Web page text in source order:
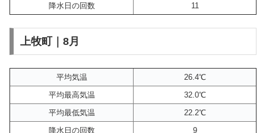
降水日の回数
11
上牧町｜8月
平均気温
26.4℃
平均最高気温
32.0℃
平均最低気温
22.2℃
降水日の回数
9